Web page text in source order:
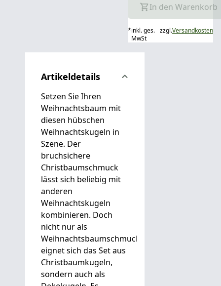
In den Warenkorb
*inkl. ges.
MwSt
zzgl.Versandkosten
Artikeldetails
Setzen Sie Ihren
Weihnachtsbaum mit
diesen hübschen
Weihnachtskugeln in
Szene. Der
bruchsichere
Christbaumschmuck
lässt sich beliebig mit
anderen
Weihnachtskugeln
kombinieren. Doch
nicht nur als
Weihnachtsbaumschmuck
eignet sich das Set aus
Christbaumkugeln,
sondern auch als